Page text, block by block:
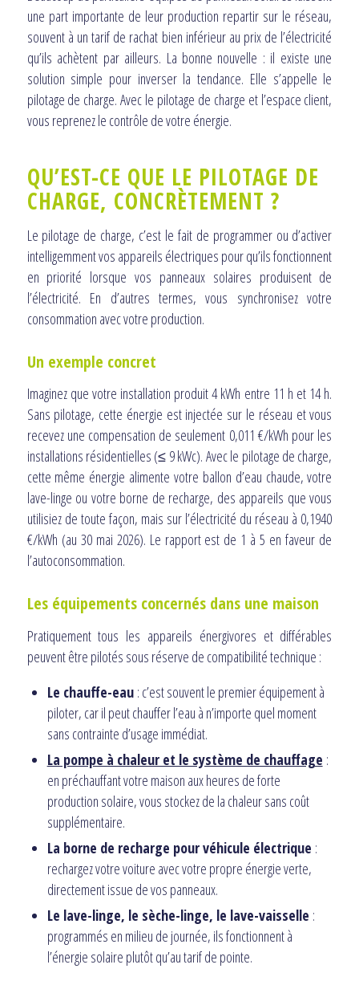
une part importante de leur production repartir sur le réseau,
souvent à un tarif de rachat bien inférieur au prix de l’électricité
qu’ils achètent par ailleurs. La bonne nouvelle : il existe une
solution simple pour inverser la tendance. Elle s’appelle le
pilotage de charge. Avec le pilotage de charge et l’espace client,
vous reprenez le contrôle de votre énergie.
QU’EST-CE QUE LE PILOTAGE DE
CHARGE, CONCRÈTEMENT ?
Le pilotage de charge, c’est le fait de programmer ou d’activer
intelligemment vos appareils électriques pour qu’ils fonctionnent
en priorité lorsque vos panneaux solaires produisent de
l’électricité. En d’autres termes, vous synchronisez votre
consommation avec votre production.
Un exemple concret
Imaginez que votre installation produit 4 kWh entre 11 h et 14 h.
Sans pilotage, cette énergie est injectée sur le réseau et vous
recevez une compensation de seulement 0,011 €/kWh pour les
installations résidentielles (≤ 9 kWc). Avec le pilotage de charge,
cette même énergie alimente votre ballon d’eau chaude, votre
lave-linge ou votre borne de recharge, des appareils que vous
utilisiez de toute façon, mais sur l’électricité du réseau à 0,1940
€/kWh (au 30 mai 2026). Le rapport est de 1 à 5 en faveur de
l’autoconsommation.
Les équipements concernés dans une maison
Pratiquement tous les appareils énergivores et différables
peuvent être pilotés sous réserve de compatibilité technique :
Le chauffe-eau : c’est souvent le premier équipement à
piloter, car il peut chauffer l’eau à n’importe quel moment
sans contrainte d’usage immédiat.
La pompe à chaleur et le système de chauffage :
en préchauffant votre maison aux heures de forte
production solaire, vous stockez de la chaleur sans coût
supplémentaire.
La borne de recharge pour véhicule électrique :
rechargez votre voiture avec votre propre énergie verte,
directement issue de vos panneaux.
Le lave-linge, le sèche-linge, le lave-vaisselle :
programmés en milieu de journée, ils fonctionnent à
l’énergie solaire plutôt qu’au tarif de pointe.